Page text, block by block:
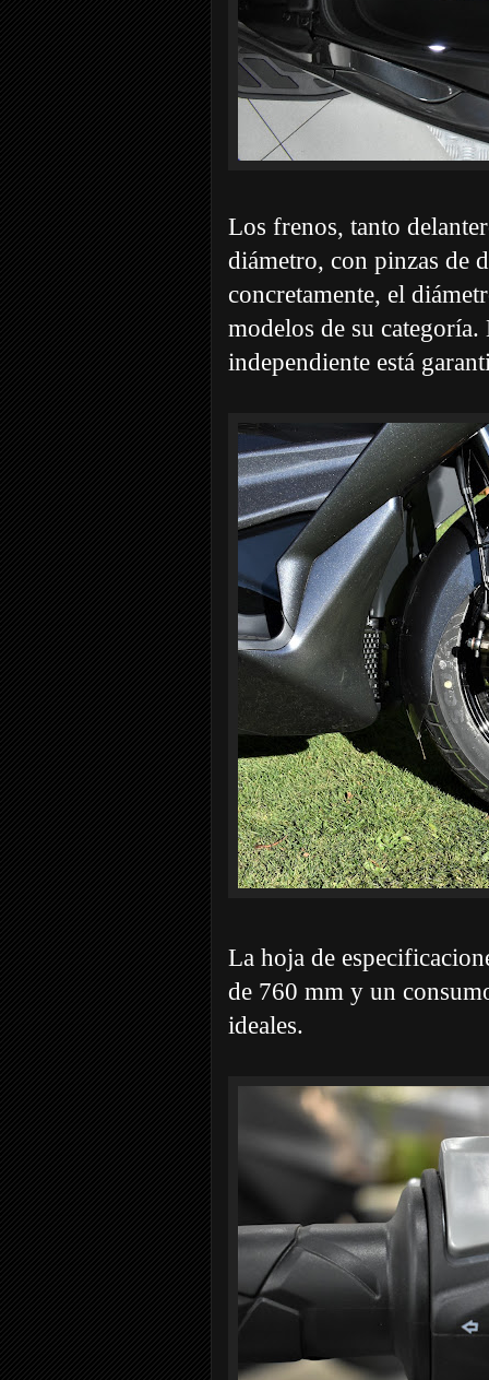
Los frenos, tanto
diámetro, con pinzas de
concretamente, el
modelos de su
independiente está
La hoja de
de 760 mm y un
ideales.